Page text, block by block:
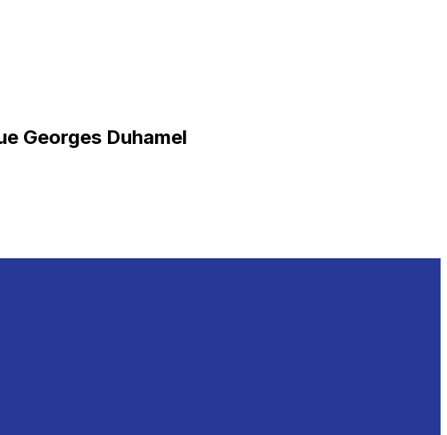
Georges Duhamel